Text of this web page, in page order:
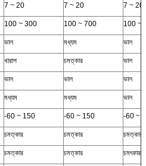
7 ~ 20 7 ~ 20 7 ~ 20
100 ~ 300 100 ~ 700 100 ~
ভাল মধ্যম ভাল
খারাপ চমত্কার ভাল
ভাল ভাল ভাল
মধ্যম মধ্যম ভাল
-60 ~ 150 -60 ~ 150 -60 ~
চমত্কার চমত্কার চমত্কার
চমত্কার চমত্কার চমৎকার +